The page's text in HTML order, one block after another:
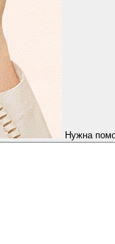
Нужна